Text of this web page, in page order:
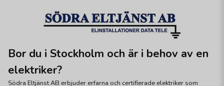
Bor du i Stockholm och är i behov av en
elektriker?
Södra Eltjänst AB erbjuder erfarna och certifierade elektriker som